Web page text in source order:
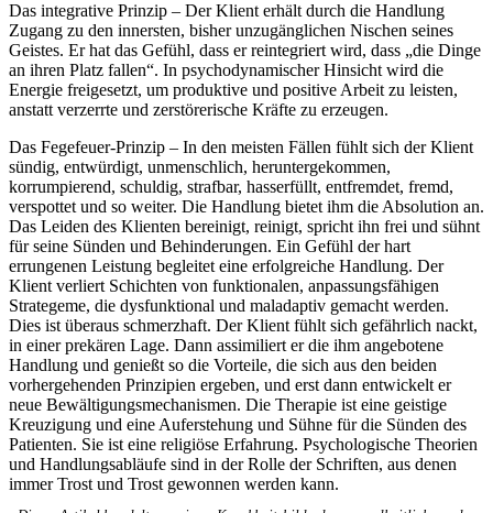
Das integrative Prinzip – Der Klient erhält durch die Handlung
Zugang zu den innersten, bisher unzugänglichen Nischen seines
Geistes. Er hat das Gefühl, dass er reintegriert wird, dass „die Dinge
an ihren Platz fallen“. In psychodynamischer Hinsicht wird die
Energie freigesetzt, um produktive und positive Arbeit zu leisten,
anstatt verzerrte und zerstörerische Kräfte zu erzeugen.
Das Fegefeuer-Prinzip – In den meisten Fällen fühlt sich der Klient
sündig, entwürdigt, unmenschlich, heruntergekommen,
korrumpierend, schuldig, strafbar, hasserfüllt, entfremdet, fremd,
verspottet und so weiter. Die Handlung bietet ihm die Absolution an.
Das Leiden des Klienten bereinigt, reinigt, spricht ihn frei und sühnt
für seine Sünden und Behinderungen. Ein Gefühl der hart
errungenen Leistung begleitet eine erfolgreiche Handlung. Der
Klient verliert Schichten von funktionalen, anpassungsfähigen
Strategeme, die dysfunktional und maladaptiv gemacht werden.
Dies ist überaus schmerzhaft. Der Klient fühlt sich gefährlich nackt,
in einer prekären Lage. Dann assimiliert er die ihm angebotene
Handlung und genießt so die Vorteile, die sich aus den beiden
vorhergehenden Prinzipien ergeben, und erst dann entwickelt er
neue Bewältigungsmechanismen. Die Therapie ist eine geistige
Kreuzigung und eine Auferstehung und Sühne für die Sünden des
Patienten. Sie ist eine religiöse Erfahrung. Psychologische Theorien
und Handlungsabläufe sind in der Rolle der Schriften, aus denen
immer Trost und Trost gewonnen werden kann.